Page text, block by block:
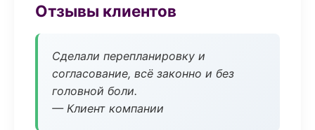
Отзывы клиентов
Сделали перепланировку и
согласование, всё законно и без
головной боли.
— Клиент компании